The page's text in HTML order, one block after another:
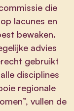
die
lacunes en
bewaken.
advies
gebruikt
disciplines
regionale
vullen de